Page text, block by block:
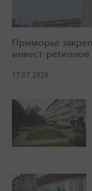
Приморье
инвест-
17.07.2026